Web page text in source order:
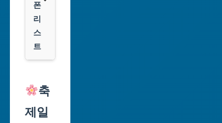
대
인
광
폰
리
스
트
리
익
스
축
제일